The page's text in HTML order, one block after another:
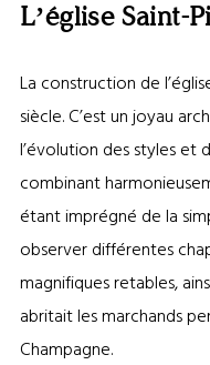
L’église Saint-
La construction de
siècle. C’est un joyau
l’évolution des styles et
combinant
étant imprégné de la
observer différentes
magnifiques retables,
abritait les marchands
Champagne.